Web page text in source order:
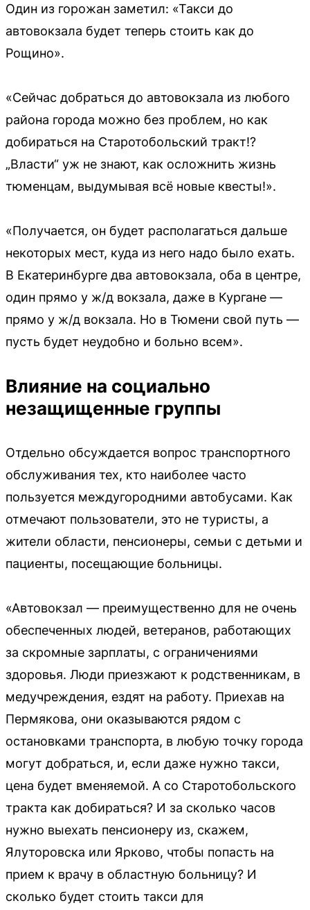
Один из горожан заметил: «Такси до
автовокзала будет теперь стоить как до
Рощино».
«Сейчас добраться до автовокзала из любого
района города можно без проблем, но как
добираться на Старотобольский тракт!?
„Власти“ уж не знают, как осложнить жизнь
тюменцам, выдумывая всё новые квесты!».
«Получается, он будет располагаться дальше
некоторых мест, куда из него надо было ехать.
В Екатеринбурге два автовокзала, оба в центре,
один прямо у ж/д вокзала, даже в Кургане —
прямо у ж/д вокзала. Но в Тюмени свой путь —
пусть будет неудобно и больно всем».
Влияние на социально
незащищенные группы
Отдельно обсуждается вопрос транспортного
обслуживания тех, кто наиболее часто
пользуется междугородними автобусами. Как
отмечают пользователи, это не туристы, а
жители области, пенсионеры, семьи с детьми и
пациенты, посещающие больницы.
«Автовокзал — преимущественно для не очень
обеспеченных людей, ветеранов, работающих
за скромные зарплаты, с ограничениями
здоровья. Люди приезжают к родственникам, в
медучреждения, ездят на работу. Приехав на
Пермякова, они оказываются рядом с
остановками транспорта, в любую точку города
могут добраться, и, если даже нужно такси,
цена будет вменяемой. А со Старотобольского
тракта как добираться? И за сколько часов
нужно выехать пенсионеру из, скажем,
Ялуторовска или Ярково, чтобы попасть на
прием к врачу в областную больницу? И
сколько будет стоить такси для